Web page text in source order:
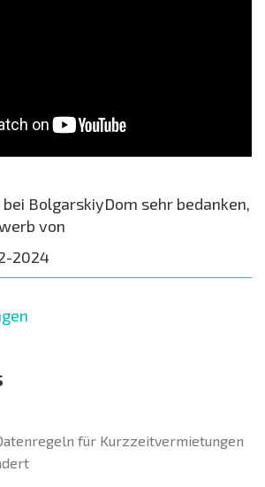
BolgarskiyDom sehr bedanken,
von
2024
für Kurzzeitvermietungen